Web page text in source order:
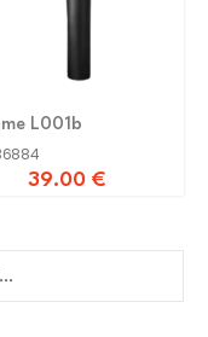
L001b
39.00 €